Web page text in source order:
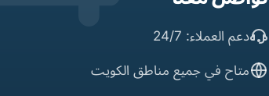
دعم العملاء: 24/7
متاح في جميع مناطق الكويت